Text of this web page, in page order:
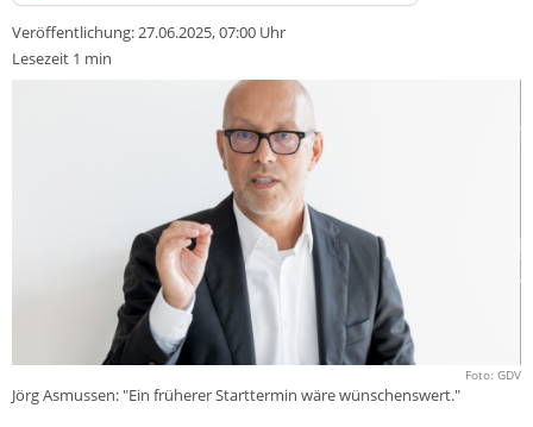
Veröffentlichung:27.06.2025, 07:00 Uhr
Lesezeit 1 min
Foto: GDV
Jörg Asmussen: "Ein früherer Starttermin wäre wünschenswert."